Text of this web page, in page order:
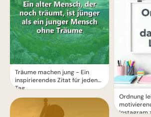
Träume machen jung - Ein
inspirierendes Zitat für jeden
Tag
Ordnung
Instagram